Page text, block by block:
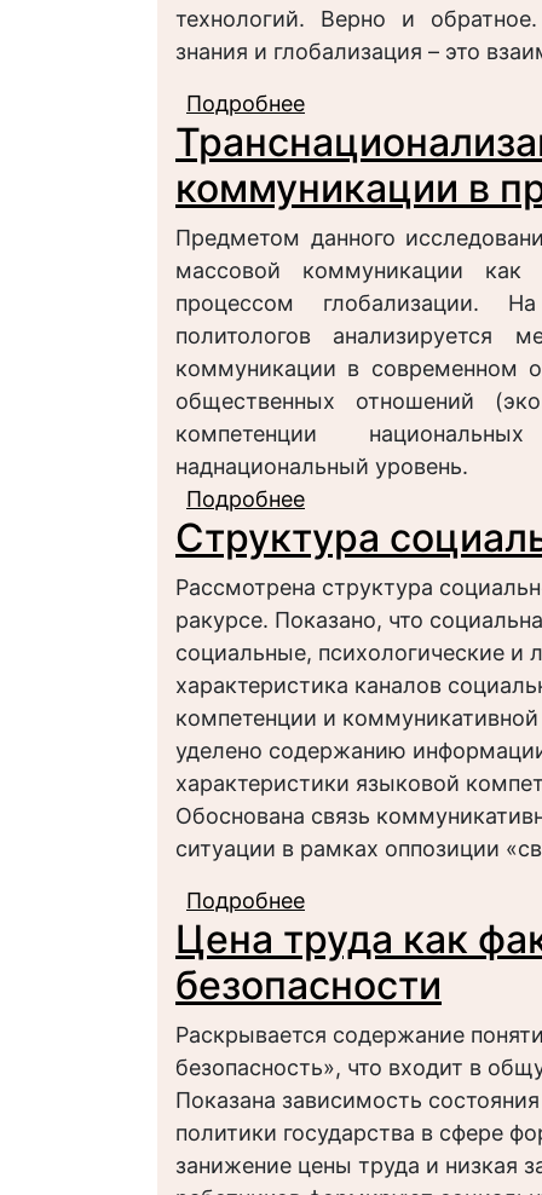
технологий. Верно и
знания и глобализация – это
Подробнее
эпоху глобализации
коммуникации в
Предметом данного
массовой коммуникации как
процессом глобализации.
политологов анализируется
коммуникации в современном
общественных отношений
компетенции
наднациональный уровень.
Подробнее
процессе
Структура
Рассмотрена структура
ракурсе. Показано, что
социальные, психологические и
характеристика каналов
компетенции и
уделено содержанию
характеристики языковой
Обоснована связь
ситуации в рамках оппозиции
Подробнее
Цена труда как
безопасности
Раскрывается содержание
безопасность», что входит в
Показана зависимость
политики государства в сфере
занижение цены труда и низкая